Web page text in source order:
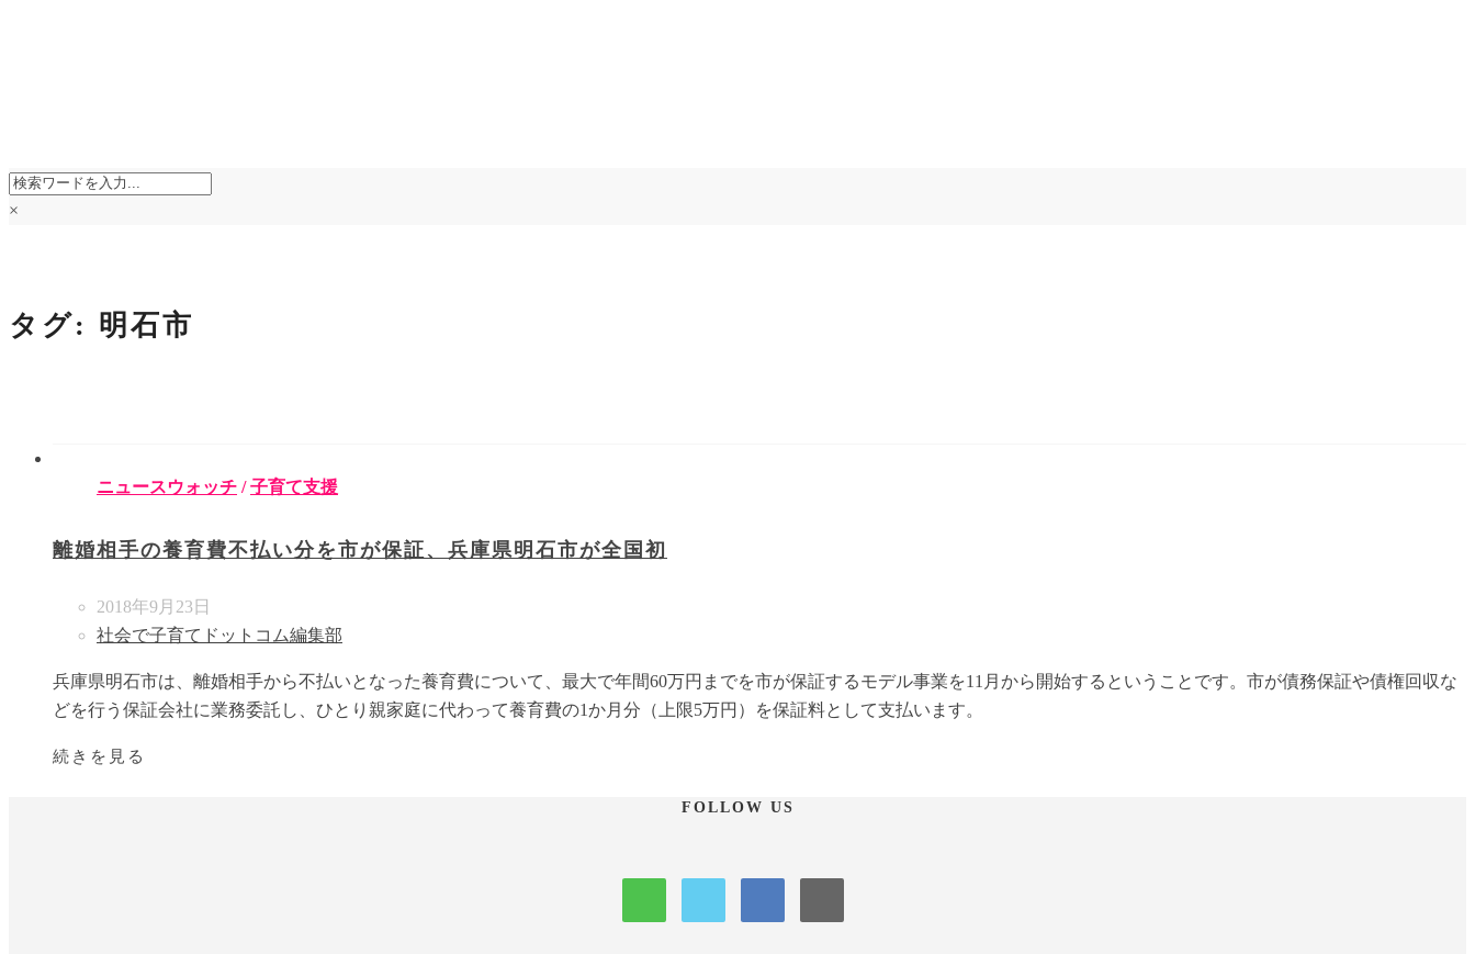
×
タグ: 明石市
ニュースウォッチ /子育て支援
離婚相手の養育費不払い分を市が保証、兵庫県明石市が全国初
2018年9月23日
社会で子育てドットコム編集部
兵庫県明石市は、離婚相手から不払いとなった養育費について、最大で年間60万円までを市が保証するモデル事業を11月から開始するということです。市が債務保証や債権回収な
どを行う保証会社に業務委託し、ひとり親家庭に代わって養育費の1か月分（上限5万円）を保証料として支払います。
続きを見る
FOLLOW US